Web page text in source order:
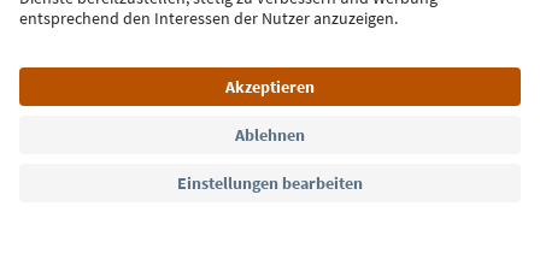
Jetzt anmelden